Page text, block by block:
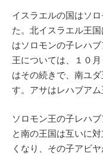
イスラエルの国はソ
た。北イスラエル王
はソロモンの子レハ
王については、１０
はその続きで、南ユ
す。アサはレハブアム
ソロモン王の子レハ
と南の王国は互いに
くなり、その子アビ